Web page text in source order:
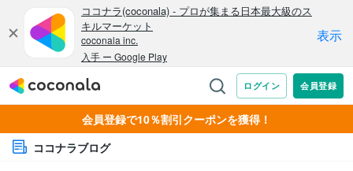
会員登録で10％割引クーポンを獲得！
ココナラブログ